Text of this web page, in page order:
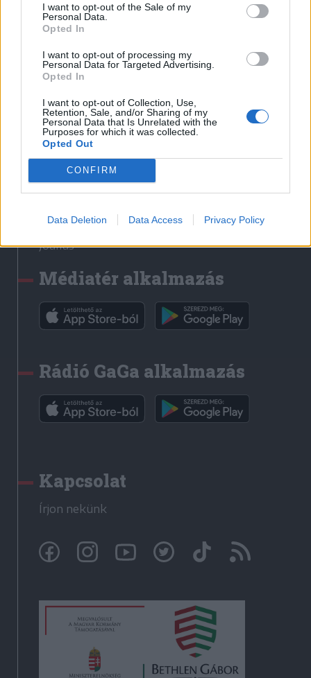
I want to opt-out of the Sale of my
Personal Data.
Opted In
I want to opt-out of processing my
Personal Data for Targeted Advertising.
Opted In
I want to opt-out of Collection, Use,
Retention, Sale, and/or Sharing of my
Personal Data that Is Unrelated with the
Purposes for which it was collected.
Opted Out
CONFIRM
Data Deletion Data Access Privacy Policy
Sütibeállítások
Médiatér
Liget
Krónika
Bihari Napló
Erdélyi Napló
Főtér
Rádió GaGa
Jóállás
Médiatér alkalmazás
Rádió GaGa alkalmazás
Kapcsolat
Írjon nekünk